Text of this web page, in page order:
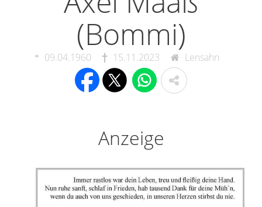
(Bommi)
09.04.1960 15.11.2023 Lensahn
Anzeige